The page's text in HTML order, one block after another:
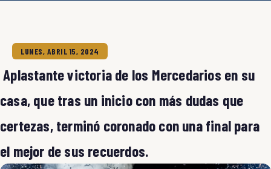
LUNES, ABRIL 15, 2024
Aplastante victoria de los Mercedarios en su
casa, que tras un inicio con más dudas que
certezas, terminó coronado con una final para
el mejor de sus recuerdos.